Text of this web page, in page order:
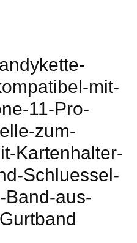
mit-
11-Pro-
zum-
Kartenhalter-
Schluessel-
Band-aus-